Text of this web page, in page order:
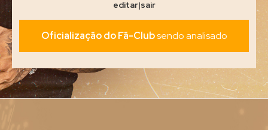
editar|sair
Oficialização do Fã-Clubsendo analisado